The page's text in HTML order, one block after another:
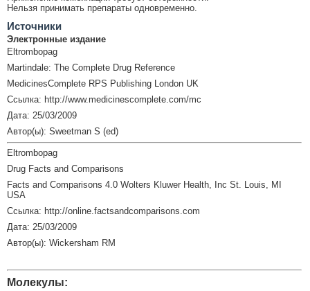
Нельзя принимать препараты одновременно.
Источники
Электронные издание
Eltrombopag
Martindale: The Complete Drug Reference
MedicinesComplete RPS Publishing London UK
Ссылка: http://www.medicinescomplete.com/mc
Дата: 25/03/2009
Автор(ы): Sweetman S (ed)
Eltrombopag
Drug Facts and Comparisons
Facts and Comparisons 4.0 Wolters Kluwer Health, Inc St. Louis, MI
USA
Ссылка: http://online.factsandcomparisons.com
Дата: 25/03/2009
Автор(ы): Wickersham RM
Молекулы: